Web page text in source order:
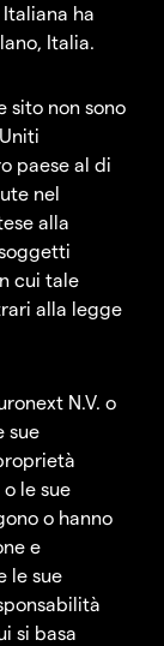
ha
Italia.
sito non sono
paese al di
nel
alla
cui tale
alla legge
N.V. o
sue
le sue
o hanno
e
le sue
si basa